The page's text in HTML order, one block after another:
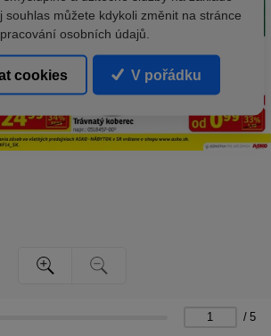
/ 5
souhlas můžete kdykoli změnit na stránce
osobních údajů.
cookies V pořádku